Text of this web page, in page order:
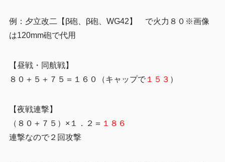
例：夕立改二【β砲、β砲、WG42】 で火力８０※画像
は120mm砲で代用
【昼戦・同航戦】
８０＋５＋７５＝１６０（キャップで１５３ ）
【夜戦連撃】
（８０＋７５）×１．２＝ １８６
連撃なので２回攻撃